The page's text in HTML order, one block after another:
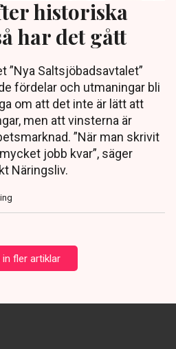
historiska
har det gått
”Nya Saltsjöbadsavtalet”
fördelar och utmaningar bli
om att det inte är lätt att
men att vinsterna är
”När man skrivit
jobb kvar”, säger
Näringsliv.
in fler artiklar